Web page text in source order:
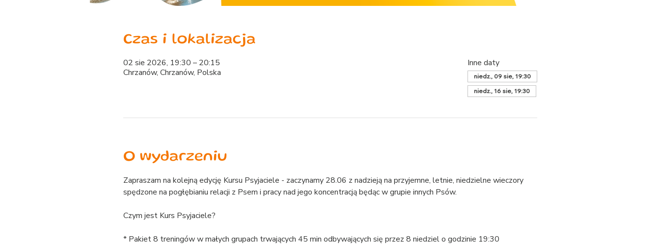
Czas i lokalizacja
02 sie 2026, 19:30 – 20:15
Chrzanów, Chrzanów, Polska
Inne daty
niedz., 09 sie, 19:30
niedz., 16 sie, 19:30
O wydarzeniu
Zapraszam na kolejną edycję Kursu Psyjaciele - zaczynamy 28.06 z nadzieją na przyjemne, letnie, niedzielne wieczory
spędzone na pogłębianiu relacji z Psem i pracy nad jego koncentracją będąc w grupie innych Psów.
Czym jest Kurs Psyjaciele?
* Pakiet 8 treningów w małych grupach trwających 45 min odbywających się przez 8 niedziel o godzinie 19:30